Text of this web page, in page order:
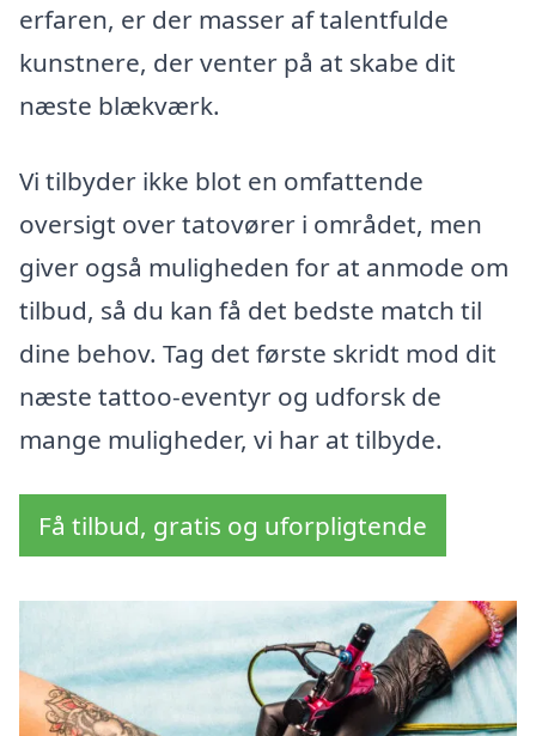
erfaren, er der masser af talentfulde
kunstnere, der venter på at skabe dit
næste blækværk.
Vi tilbyder ikke blot en omfattende
oversigt over tatovører i området, men
giver også muligheden for at anmode om
tilbud, så du kan få det bedste match til
dine behov. Tag det første skridt mod dit
næste tattoo-eventyr og udforsk de
mange muligheder, vi har at tilbyde.
Få tilbud, gratis og uforpligtende